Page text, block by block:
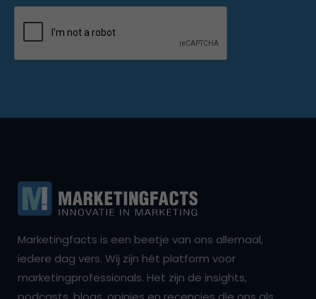
Marketingfacts is een beetje van ons allemaal,
iedere dag vers. Wij zijn hét platform voor
marketingprofessionals. Het zijn de insights,